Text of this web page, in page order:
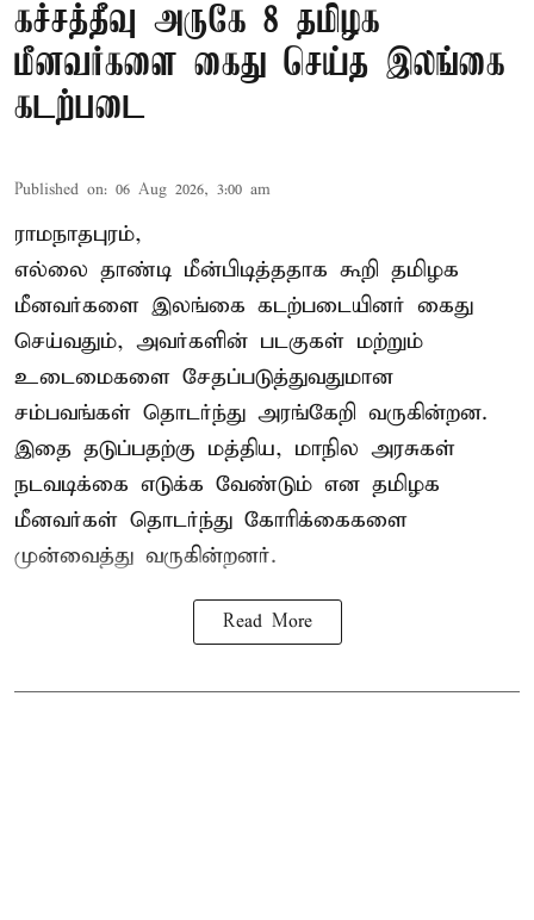
கச்சத்தீவு அருகே 8 தமிழக
மீனவர்களை கைது செய்த இலங்கை
கடற்படை
Published on: 06 Aug 2026, 3:00 am
ராமநாதபுரம்,
எல்லை தாண்டி மீன்பிடித்ததாக கூறி தமிழக
மீனவர்களை இலங்கை கடற்படையினர் கைது
செய்வதும், அவர்களின் படகுகள் மற்றும்
உடைமைகளை சேதப்படுத்துவதுமான
சம்பவங்கள் தொடர்ந்து அரங்கேறி வருகின்றன.
இதை தடுப்பதற்கு மத்திய, மாநில அரசுகள்
நடவடிக்கை எடுக்க வேண்டும் என தமிழக
மீனவர்கள் தொடர்ந்து கோரிக்கைகளை
முன்வைத்து வருகின்றனர்.
Read More